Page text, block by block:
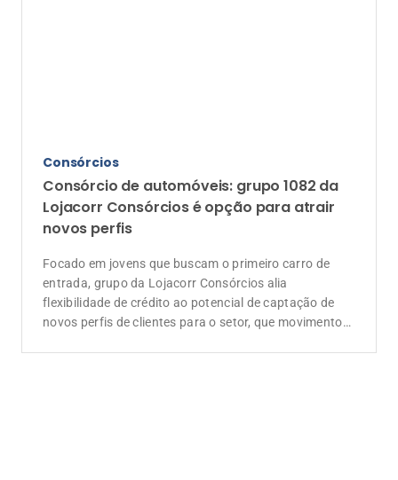
Consórcios
Consórcio de automóveis: grupo 1082 da
Lojacorr Consórcios é opção para atrair
novos perfis
Focado em jovens que buscam o primeiro carro de
entrada, grupo da Lojacorr Consórcios alia
flexibilidade de crédito ao potencial de captação de
novos perfis de clientes para o setor, que movimentou